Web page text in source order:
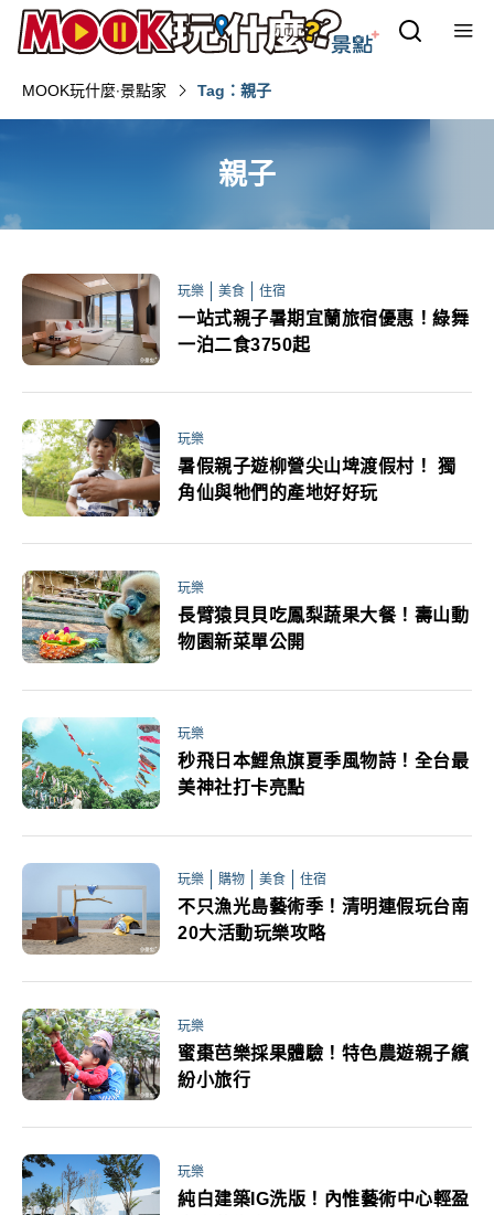
MOOK玩什麼‧景點家 Tag：親子
親子
玩樂 美食 住宿
一站式親子暑期宜蘭旅宿優惠！綠舞
一泊二食3750起
玩樂
暑假親子遊柳營尖山埤渡假村！ 獨
角仙與牠們的產地好好玩
玩樂
長臂猿貝貝吃鳳梨蔬果大餐！壽山動
物園新菜單公開
玩樂
秒飛日本鯉魚旗夏季風物詩！全台最
美神社打卡亮點
玩樂 購物 美食 住宿
不只漁光島藝術季！清明連假玩台南
20大活動玩樂攻略
玩樂
蜜棗芭樂採果體驗！特色農遊親子繽
紛小旅行
玩樂
純白建築IG洗版！內惟藝術中心輕盈